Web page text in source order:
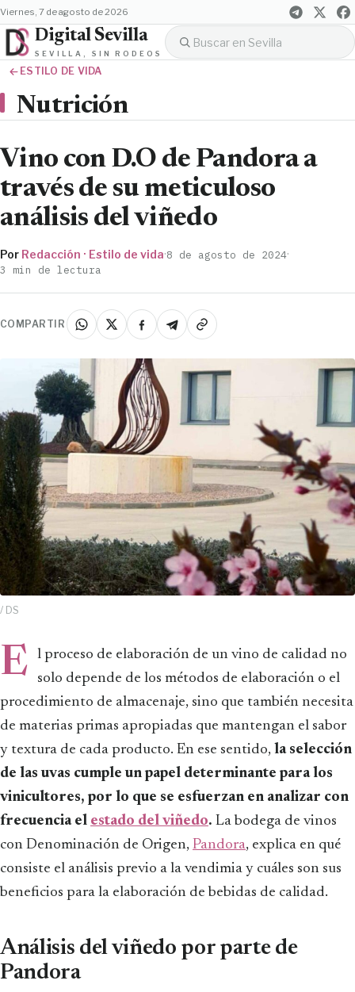
viernes, 7 de agosto de 2026
Digital Sevilla
SEVILLA, SIN RODEOS
ESTILO DE VIDA
Nutrición
Vino con D.O de Pandora a
través de su meticuloso
análisis del viñedo
Por Redacción · Estilo de vida·8 de agosto de 2024·
3 min de lectura
COMPARTIR
/ DS
E
l proceso de elaboración de un vino de calidad no
solo depende de los métodos de elaboración o el
procedimiento de almacenaje, sino que también necesita
de materias primas apropiadas que mantengan el sabor
y textura de cada producto. En ese sentido, la selección
de las uvas cumple un papel determinante para los
vinicultores, por lo que se esfuerzan en analizar con
frecuencia el estado del viñedo. La bodega de vinos
con Denominación de Origen, Pandora, explica en qué
consiste el análisis previo a la vendimia y cuáles son sus
beneficios para la elaboración de bebidas de calidad.
Análisis del viñedo por parte de
Pandora